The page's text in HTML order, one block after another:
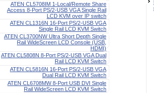
ATEN CL5708IM 1-Local/Remote Share
Access 8-Port PS/2-USB VGA Single Rail
LCD KVM over IP switch
ATEN CL1316N 16-Port PS/2-USB VGA
Single Rail LCD KVM Switch
ATEN CL3700NW Ultra Short Depth Single
Rail WideScreen LCD Console (USB,
HDMI)
ATEN CL5808N 8-Port PS/2-USB VGA Dual
Rail LCD KVM Switch
ATEN CL5816N 16-Port PS/2-USB VGA
Dual Rail LCD KVM Switch
ATEN CL6708MW 8-Port USB DVI Single
Rail WideScreen LCD KVM Switch